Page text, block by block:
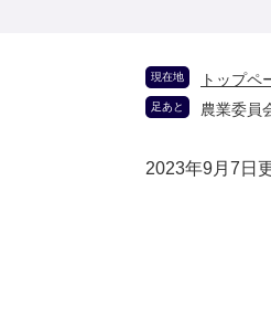
現在地 トップペ
足あと 農業委員
2023年9月7日